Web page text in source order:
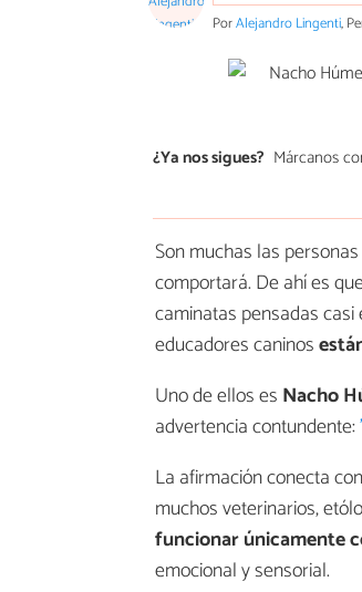
PorAlejandro Lingenti,
¿Ya nos sigues? Márcanos
Son muchas las
comportará. De ahí es
caminatas pensadas
educadores caninos
Uno de ellos es Nacho
advertencia contundente:
La afirmación conecta
muchos veterinarios,
funcionar únicamente
emocional y sensorial.